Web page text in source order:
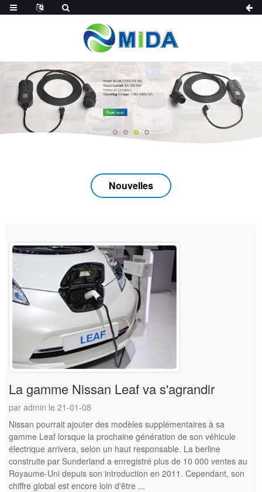
Nouvelles
La gamme Nissan Leaf va s'agrandir
par admin le 21-01-08
Nissan pourrait ajouter des modèles supplémentaires à sa
gamme Leaf lorsque la prochaine génération de son véhicule
électrique arrivera, selon un haut responsable. La berline
construite par Sunderland a enregistré plus de 10 000 ventes au
Royaume-Uni depuis son introduction en 2011. Cependant, son
chiffre global est encore loin d'être ...